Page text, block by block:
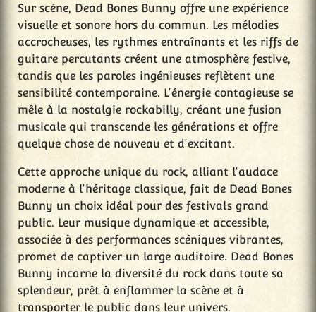
Sur scène, Dead Bones Bunny offre une expérience
visuelle et sonore hors du commun. Les mélodies
accrocheuses, les rythmes entraînants et les riffs de
guitare percutants créent une atmosphère festive,
tandis que les paroles ingénieuses reflètent une
sensibilité contemporaine. L'énergie contagieuse se
mêle à la nostalgie rockabilly, créant une fusion
musicale qui transcende les générations et offre
quelque chose de nouveau et d'excitant.
Cette approche unique du rock, alliant l'audace
moderne à l'héritage classique, fait de Dead Bones
Bunny un choix idéal pour des festivals grand
public. Leur musique dynamique et accessible,
associée à des performances scéniques vibrantes,
promet de captiver un large auditoire. Dead Bones
Bunny incarne la diversité du rock dans toute sa
splendeur, prêt à enflammer la scène et à
transporter le public dans leur univers.